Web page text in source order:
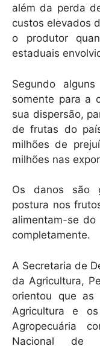
além da perda
custos elevados
o produtor
estaduais
Segundo
somente para a
sua dispersão,
de frutas do
milhões de
milhões nas
Os danos são
postura nos
alimentam-se
completamente.
A Secretaria de
da Agricultura,
orientou que as
Agricultura e
Agropecuária
Nacional de